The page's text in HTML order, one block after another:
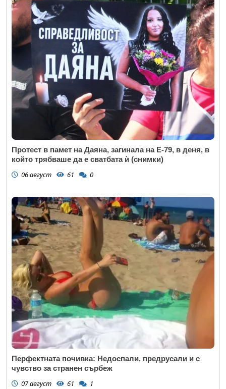
Протест в памет на Даяна, загинала на Е-79, в деня, в
който трябваше да е сватбата ѝ (снимки)
06 август 61 0
Перфектната почивка: Недоспали, предрусали и с
чувство за странен сърбеж
07 август 61 1